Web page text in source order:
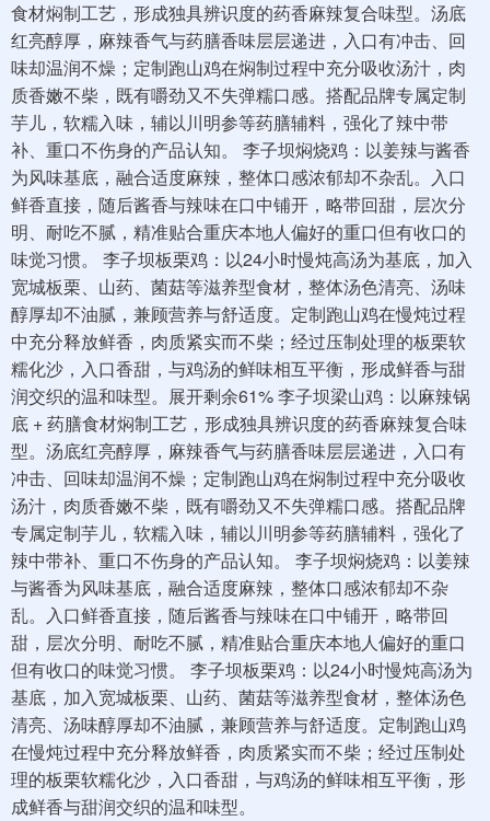
食材焖制工艺，形成独具辨识度的药香麻辣复合味型。汤底
红亮醇厚，麻辣香气与药膳香味层层递进，入口有冲击、回
味却温润不燥；定制跑山鸡在焖制过程中充分吸收汤汁，肉
质香嫩不柴，既有嚼劲又不失弹糯口感。搭配品牌专属定制
芋儿，软糯入味，辅以川明参等药膳辅料，强化了辣中带
补、重口不伤身的产品认知。 李子坝焖烧鸡：以姜辣与酱香
为风味基底，融合适度麻辣，整体口感浓郁却不杂乱。入口
鲜香直接，随后酱香与辣味在口中铺开，略带回甜，层次分
明、耐吃不腻，精准贴合重庆本地人偏好的重口但有收口的
味觉习惯。 李子坝板栗鸡：以24小时慢炖高汤为基底，加入
宽城板栗、山药、菌菇等滋养型食材，整体汤色清亮、汤味
醇厚却不油腻，兼顾营养与舒适度。定制跑山鸡在慢炖过程
中充分释放鲜香，肉质紧实而不柴；经过压制处理的板栗软
糯化沙，入口香甜，与鸡汤的鲜味相互平衡，形成鲜香与甜
润交织的温和味型。展开剩余61% 李子坝梁山鸡：以麻辣锅
底 + 药膳食材焖制工艺，形成独具辨识度的药香麻辣复合味
型。汤底红亮醇厚，麻辣香气与药膳香味层层递进，入口有
冲击、回味却温润不燥；定制跑山鸡在焖制过程中充分吸收
汤汁，肉质香嫩不柴，既有嚼劲又不失弹糯口感。搭配品牌
专属定制芋儿，软糯入味，辅以川明参等药膳辅料，强化了
辣中带补、重口不伤身的产品认知。 李子坝焖烧鸡：以姜辣
与酱香为风味基底，融合适度麻辣，整体口感浓郁却不杂
乱。入口鲜香直接，随后酱香与辣味在口中铺开，略带回
甜，层次分明、耐吃不腻，精准贴合重庆本地人偏好的重口
但有收口的味觉习惯。 李子坝板栗鸡：以24小时慢炖高汤为
基底，加入宽城板栗、山药、菌菇等滋养型食材，整体汤色
清亮、汤味醇厚却不油腻，兼顾营养与舒适度。定制跑山鸡
在慢炖过程中充分释放鲜香，肉质紧实而不柴；经过压制处
理的板栗软糯化沙，入口香甜，与鸡汤的鲜味相互平衡，形
成鲜香与甜润交织的温和味型。